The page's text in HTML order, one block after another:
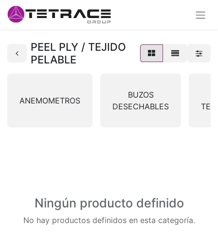
PEEL PLY / TEJIDO
PELABLE
ANEMOMETROS
BUZOS
DESECHABLES
Ningún producto definido
No hay productos definidos en esta categoría.